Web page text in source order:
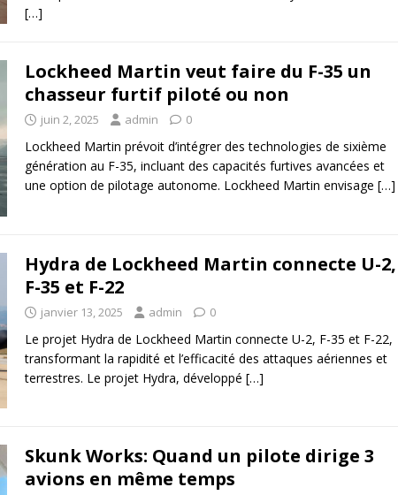
[…]
Lockheed Martin veut faire du F-35 un
chasseur furtif piloté ou non
juin 2, 2025 admin 0
Lockheed Martin prévoit d’intégrer des technologies de sixième
génération au F-35, incluant des capacités furtives avancées et
une option de pilotage autonome. Lockheed Martin envisage […]
Hydra de Lockheed Martin connecte U-2,
F-35 et F-22
janvier 13, 2025 admin 0
Le projet Hydra de Lockheed Martin connecte U-2, F-35 et F-22,
transformant la rapidité et l’efficacité des attaques aériennes et
terrestres. Le projet Hydra, développé […]
Skunk Works: Quand un pilote dirige 3
avions en même temps